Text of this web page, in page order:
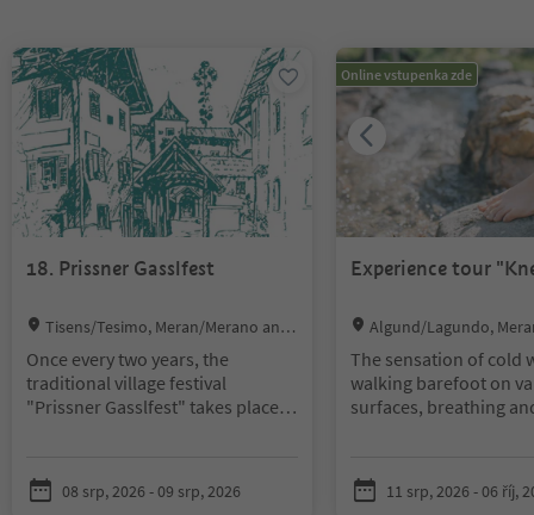
18. Prissner Gasslfest
Location:
Tisens/Tesimo, Meran/Merano and
Once every two years, the
traditional village festival
"Prissner Gasslfest" takes place in
18th edition of this festival. It will
take place on 8 and 9 August
08 srp, 2026 - 09 srp, 2026
Online vstupenka zde
Experience tour
Location:
Algund/Lagundo,
The sensation of cold
walking barefoot on
surfaces, breathing
on this journey
teachings of Kneipp.
11 srp, 2026 - 06 říj,